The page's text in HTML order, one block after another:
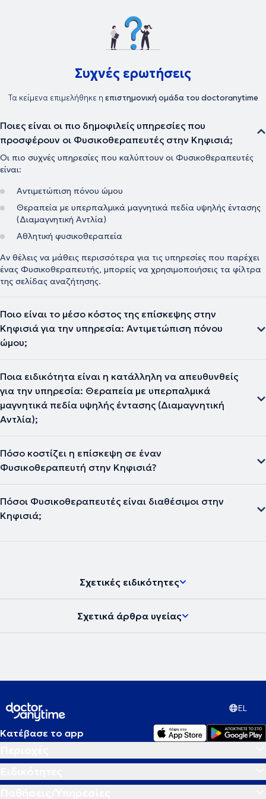
Συχνές ερωτήσεις
Τα κείμενα επιμελήθηκε η επιστημονική ομάδα του doctoranytime
Ποιες είναι οι πιο δημοφιλείς υπηρεσίες που
προσφέρουν οι Φυσικοθεραπευτές στην Κηφισιά;
Οι πιο συχνές υπηρεσίες που καλύπτουν οι Φυσικοθεραπευτές
είναι:
Αντιμετώπιση πόνου ώμου
Θεραπεία με υπερπαλμικά μαγνητικά πεδία υψηλής έντασης
(Διαμαγνητική Αντλία)
Αθλητική φυσικοθεραπεία
Αν θέλεις να μάθεις περισσότερα για τις υπηρεσίες που παρέχει
ένας Φυσικοθεραπευτής, μπορείς να χρησιμοποιήσεις τα φίλτρα
της σελίδας αναζήτησης.
Ποιο είναι το μέσο κόστος της επίσκεψης στην
Κηφισιά για την υπηρεσία: Αντιμετώπιση πόνου
ώμου;
Ποια ειδικότητα είναι η κατάλληλη να απευθυνθείς
για την υπηρεσία: Θεραπεία με υπερπαλμικά
μαγνητικά πεδία υψηλής έντασης (Διαμαγνητική
Αντλία);
Πόσο κοστίζει η επίσκεψη σε έναν
Φυσικοθεραπευτή στην Κηφισιά?
Πόσοι Φυσικοθεραπευτές είναι διαθέσιμοι στην
Κηφισιά;
Σχετικές ειδικότητες
Σχετικά άρθρα υγείας
EL
Κατέβασε το app